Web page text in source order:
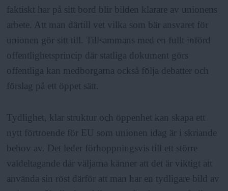
faktiskt har på sitt bord blir bilden klarare av unionens
arbete. Att man därtill vet vilka som bär ansvaret för
unionen gör sitt till. Tillsammans med en fullt införd
offentlighetsprincip där statliga dokument görs
offentliga kan medborgarna också följa debatter och
förslag på ett öppet sätt.
Tydlighet, klar struktur och öppenhet kan skapa ett
nytt förtroende för EU som unionen idag är i skriande
behov av. Det leder förhoppningsvis till ett större
valdeltagande där väljarna känner att det är viktigt att
använda sin röst därför att man har en tydligare bild av